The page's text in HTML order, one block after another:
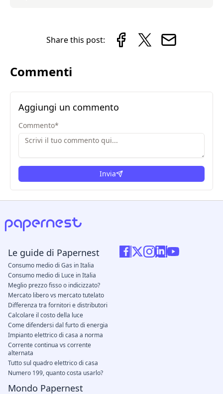
Share this post:
Commenti
Aggiungi un commento
Commento*
Invia
Le guide di Papernest
Consumo medio di Gas in Italia
Consumo medio di Luce in Italia
Meglio prezzo fisso o indicizzato?
Mercato libero vs mercato tutelato
Differenza tra fornitori e distributori
Calcolare il costo della luce
Come difendersi dal furto di energia
Impianto elettrico di casa a norma
Corrente continua vs corrente
alternata
Tutto sul quadro elettrico di casa
Numero 199, quanto costa usarlo?
Mondo Papernest